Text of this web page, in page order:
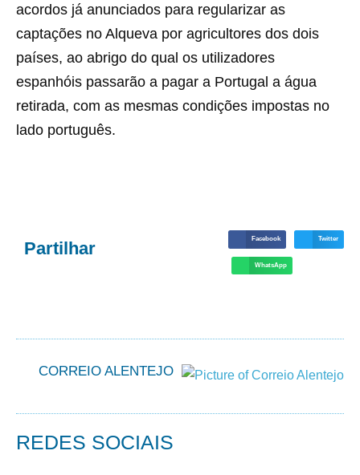
acordos já anunciados para regularizar as
captações no Alqueva por agricultores dos dois
países, ao abrigo do qual os utilizadores
espanhóis passarão a pagar a Portugal a água
retirada, com as mesmas condições impostas no
lado português.
Partilhar Facebook Twitter
WhatsApp
CORREIO ALENTEJO
REDES SOCIAIS